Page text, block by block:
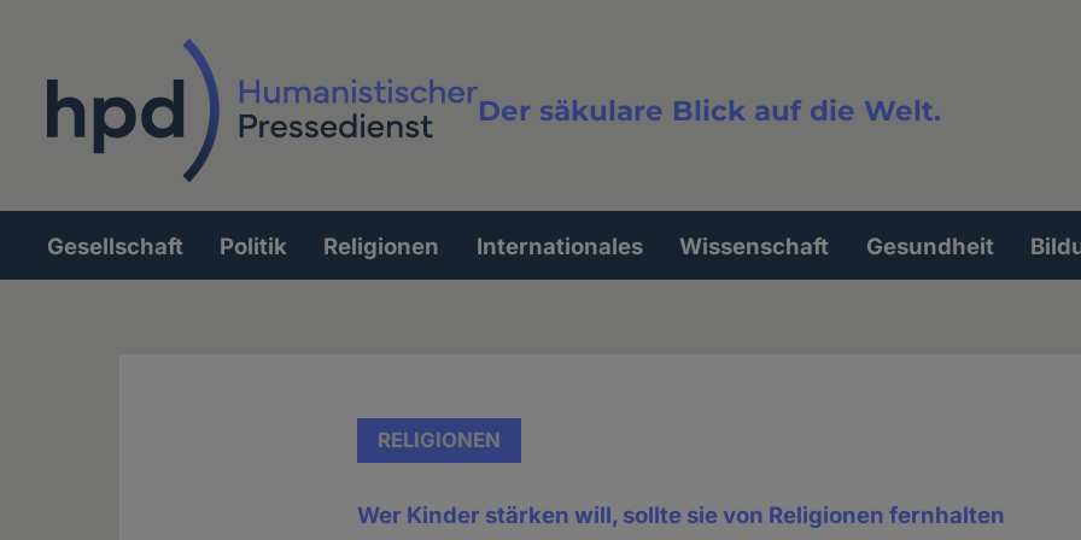
Der säkulare Blick auf die Welt.
Volltextsuche
Hauptnavigation
Gesellschaft Politik Religionen Internationales Wissenschaft Gesundheit
RELIGIONEN
Wer Kinder stärken will, sollte sie von Religionen fernhalten